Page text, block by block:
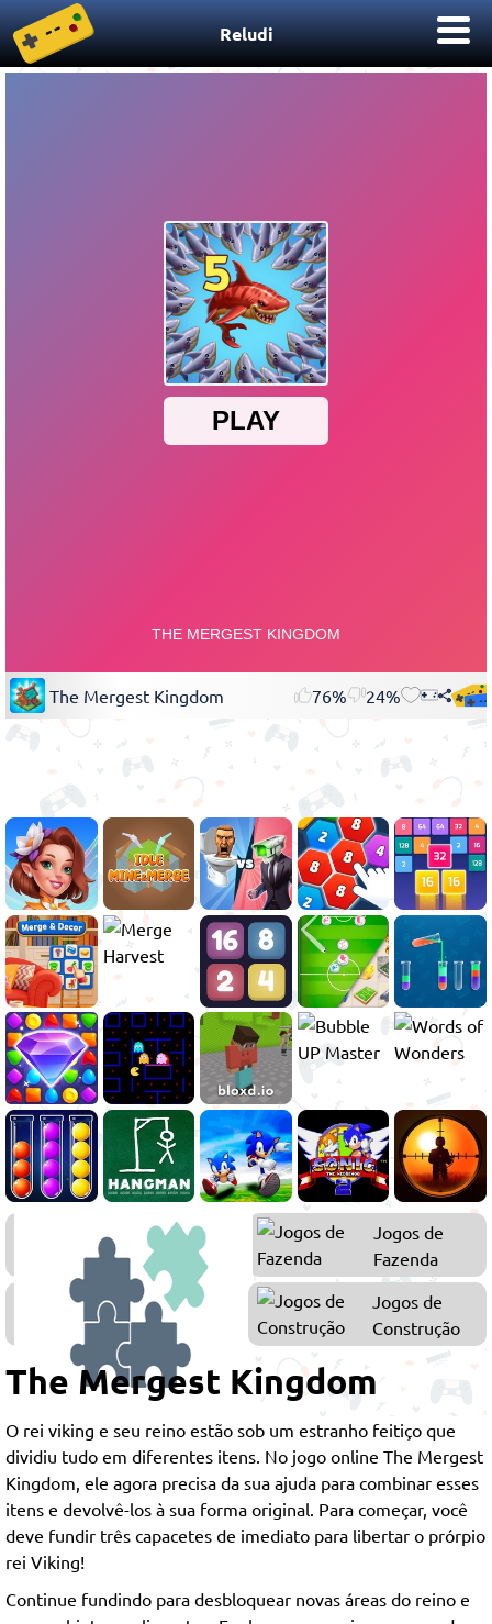
Reludi
The Mergest Kingdom 76% 24%
Jogos de
Merge
Jogos de
Fazenda
Jogos
de
Puzzle
Jogos de
Construção
The Mergest Kingdom
O rei viking e seu reino estão sob um estranho feitiço que
dividiu tudo em diferentes itens. No jogo online The Mergest
Kingdom, ele agora precisa da sua ajuda para combinar esses
itens e devolvê-los à sua forma original. Para começar, você
deve fundir três capacetes de imediato para libertar o prórpio
rei Viking!
Continue fundindo para desbloquear novas áreas do reino e